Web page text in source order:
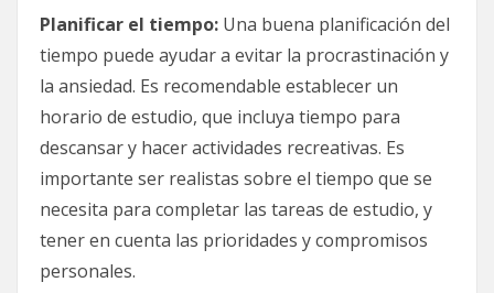
Planificar el tiempo: Una buena planificación del
tiempo puede ayudar a evitar la procrastinación y
la ansiedad. Es recomendable establecer un
horario de estudio, que incluya tiempo para
descansar y hacer actividades recreativas. Es
importante ser realistas sobre el tiempo que se
necesita para completar las tareas de estudio, y
tener en cuenta las prioridades y compromisos
personales.